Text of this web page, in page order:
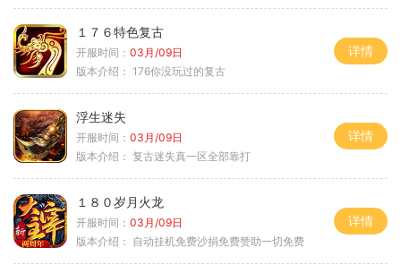
１７６特色复古
开服时间： 03月/09日
版本介绍： 176你没玩过的复古
详情
浮生迷失
开服时间： 03月/09日
版本介绍： 复古迷失真一区全部靠打
详情
１８０岁月火龙
开服时间： 03月/09日
版本介绍： 自动挂机免费沙捐免费赞助一切免费
详情